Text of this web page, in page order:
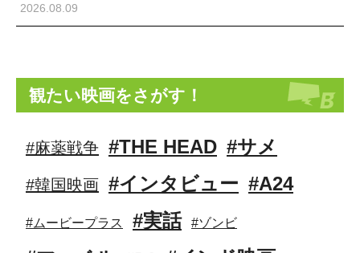
2026.08.09
観たい映画をさがす！
#麻薬戦争 #THE HEAD #サメ
#韓国映画 #インタビュー #A24
#ムービープラス #実話 #ゾンビ